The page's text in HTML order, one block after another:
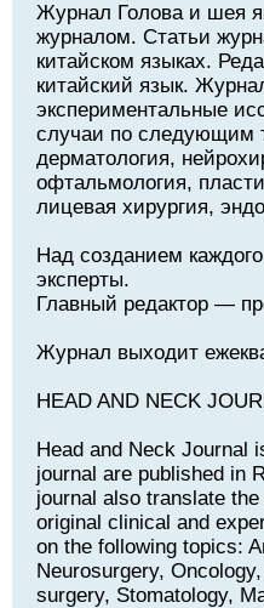
Журнал Голова и шея
журналом. Статьи
китайском языках.
китайский язык.
экспериментальные
случаи по следующим
дерматология,
офтальмология,
лицевая хирургия,
Над созданием
эксперты.
Главный редактор —
Журнал выходит
HEAD AND NECK
Head and Neck Journal
journal are published in
journal also translate
original clinical and
on the following topics:
Neurosurgery,
surgery, Stomatology,